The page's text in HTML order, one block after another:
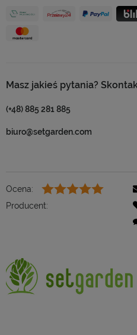
Masz jakieś pytania?
(+48) 885 281 885
biuro@setgarden.com
Ocena:
Producent: